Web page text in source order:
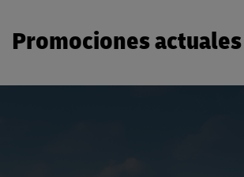
Promociones actuales